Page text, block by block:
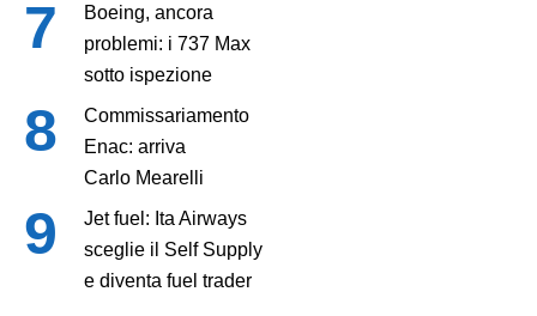
Boeing, ancora
problemi: i 737 Max
sotto ispezione
Commissariamento
Enac: arriva
Carlo Mearelli
Jet fuel: Ita Airways
sceglie il Self Supply
e diventa fuel trader